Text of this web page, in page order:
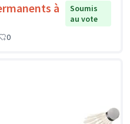
à
Soumis
au vote
0